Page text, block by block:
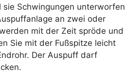
Schwingungen unterworfen
an zwei oder
mit der Zeit spröde und
Sie mit der Fußspitze leicht
Der Auspuff darf